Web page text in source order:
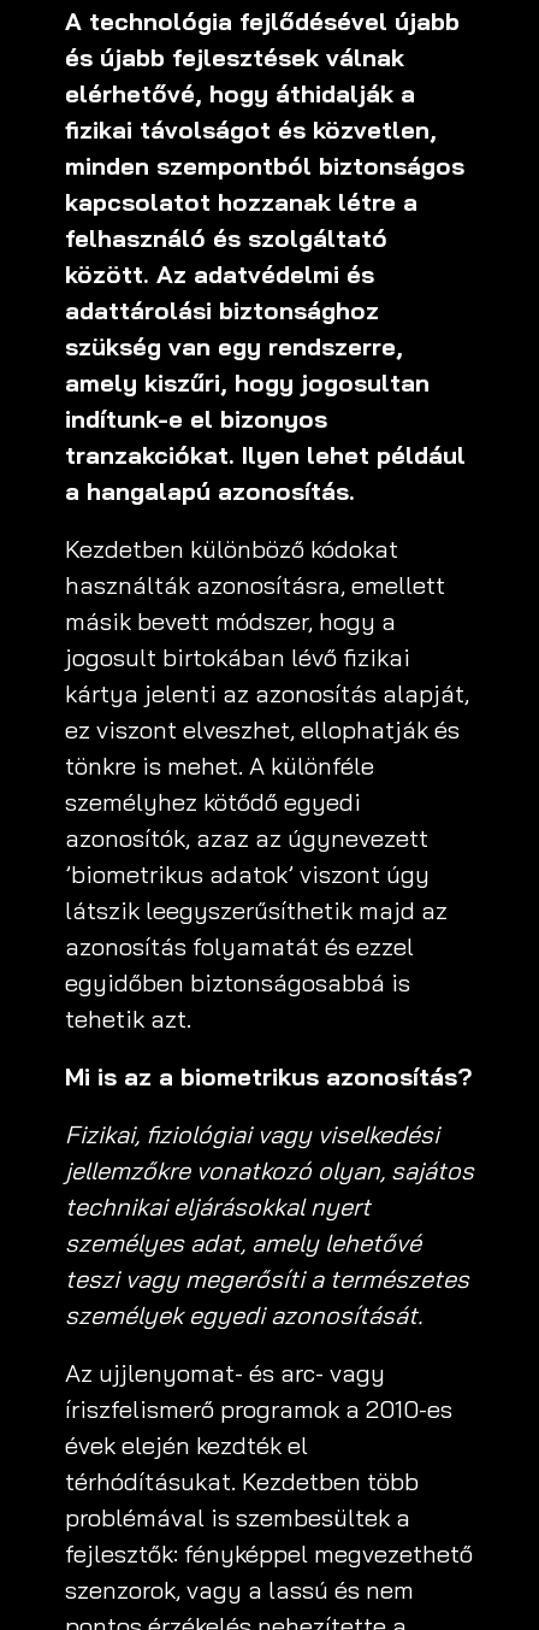
A technológia fejlődésével újabb
és újabb fejlesztések válnak
elérhetővé, hogy áthidalják a
fizikai távolságot és közvetlen,
minden szempontból biztonságos
kapcsolatot hozzanak létre a
felhasználó és szolgáltató
között. Az adatvédelmi és
adattárolási biztonsághoz
szükség van egy rendszerre,
amely kiszűri, hogy jogosultan
indítunk-e el bizonyos
tranzakciókat. Ilyen lehet például
a hangalapú azonosítás.
Kezdetben különböző kódokat
használták azonosításra, emellett
másik bevett módszer, hogy a
jogosult birtokában lévő fizikai
kártya jelenti az azonosítás alapját,
ez viszont elveszhet, ellophatják és
tönkre is mehet. A különféle
személyhez kötődő egyedi
azonosítók, azaz az úgynevezett
’biometrikus adatok’ viszont úgy
látszik leegyszerűsíthetik majd az
azonosítás folyamatát és ezzel
egyidőben biztonságosabbá is
tehetik azt.
Mi is az a biometrikus azonosítás?
Fizikai, fiziológiai vagy viselkedési
jellemzőkre vonatkozó olyan, sajátos
technikai eljárásokkal nyert
személyes adat, amely lehetővé
teszi vagy megerősíti a természetes
személyek egyedi azonosítását.
Az ujjlenyomat- és arc- vagy
íriszfelismerő programok a 2010-es
évek elején kezdték el
térhódításukat. Kezdetben több
problémával is szembesültek a
fejlesztők: fényképpel megvezethető
szenzorok, vagy a lassú és nem